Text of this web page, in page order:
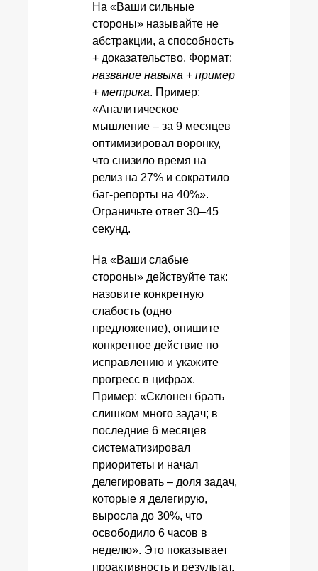
На «Ваши сильные
стороны» называйте не
абстракции, а способность
+ доказательство. Формат:
название навыка + пример
+ метрика. Пример:
«Аналитическое
мышление – за 9 месяцев
оптимизировал воронку,
что снизило время на
релиз на 27% и сократило
баг‑репорты на 40%».
Ограничьте ответ 30–45
секунд.
На «Ваши слабые
стороны» действуйте так:
назовите конкретную
слабость (одно
предложение), опишите
конкретное действие по
исправлению и укажите
прогресс в цифрах.
Пример: «Склонен брать
слишком много задач; в
последние 6 месяцев
систематизировал
приоритеты и начал
делегировать – доля задач,
которые я делегирую,
выросла до 30%, что
освободило 6 часов в
неделю». Это показывает
проактивность и результат.